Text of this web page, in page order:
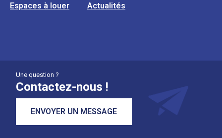
Espaces à louer Actualités
Une question ?
Contactez-nous !
ENVOYER UN MESSAGE